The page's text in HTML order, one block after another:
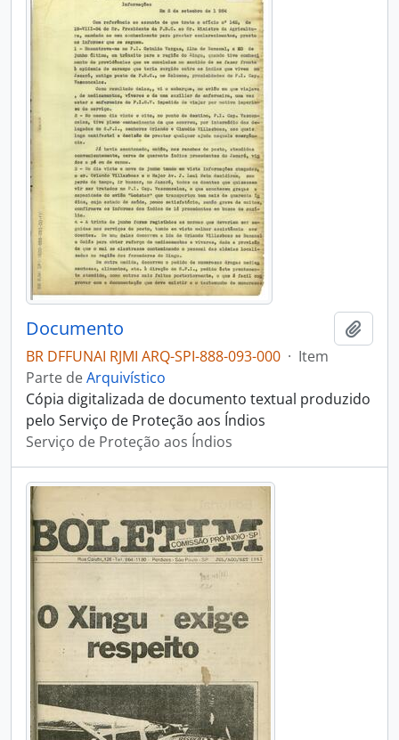
Documento
BR DFFUNAI RJMI ARQ-SPI-888-093-000 · Item
Parte deArquivístico
Cópia digitalizada de documento textual produzido
pelo Serviço de Proteção aos Índios
Serviço de Proteção aos Índios